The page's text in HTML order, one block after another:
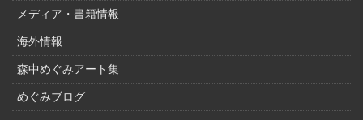
メディア・書籍情報
海外情報
森中めぐみアート集
めぐみブログ